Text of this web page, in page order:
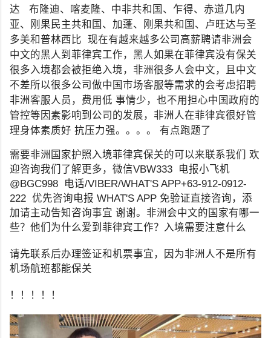
达 布隆迪、喀麦隆、中非共和国、乍得、赤道几内
亚、刚果民主共和国、加蓬、刚果共和国、卢旺达与圣
多美和普林西比 现在有越来越多公司高薪聘请非洲会
中文的黑人到菲律宾工作，黑人如果在菲律宾没有保关
很多入境都会被拒绝入境，非洲很多人会中文，且中文
不差所以很多公司做中国市场客服等需求的会考虑招聘
非洲客服人员，费用低 事情少，也不用担心中国政府的
管控等因素影响到公司的发展，非洲人在菲律宾很好管
理身体素质好 抗压力强。。。。 有点跑题了
需要非洲国家护照入境菲律宾保关的可以来联系我们 欢
迎咨询我们了解更多，微信VBW333 电报小飞机
@BGC998 电话/VIBER/WHAT'S APP+63-912-0912-
222 优先咨询电报 WHAT'S APP 免验证直接咨询，添
加请主动告知咨询事宜 谢谢。非洲会中文的国家有哪一
些？他们为什么爱到菲律宾工作？入境需要注意什么
请先联系后办理签证和机票事宜，因为非洲人不是所有
机场航班都能保关
！！！！！